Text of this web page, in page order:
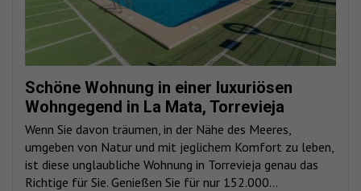
Schöne Wohnung in einer luxuriösen
Wohngegend in La Mata, Torrevieja
Wenn Sie davon träumen, in der Nähe des Meeres,
umgeben von Natur und mit jeglichem Komfort zu leben,
ist diese unglaubliche Wohnung in Torrevieja genau das
Richtige für Sie. Genießen Sie für nur 152.000...